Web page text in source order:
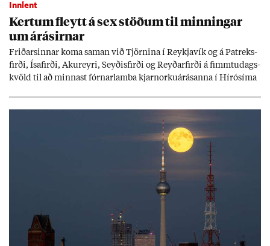
Innlent
Kert­um fleytt á sex stöð­um til minn­ing­ar
um árás­irn­ar
Frið­arsinn­ar koma sam­an við Tjörn­ina í Reykja­vík og á Pat­reks­
firði, Ísa­firði, Ak­ur­eyri, Seyð­is­firði og Reyð­ar­firði á fimmtu­dags­
kvöld til að minn­ast fórn­ar­lamba kjarn­orku­árás­anna í Hírósíma